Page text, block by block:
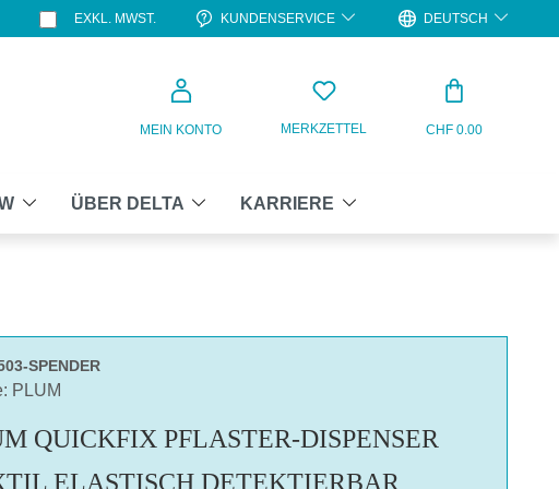
EXKL. MWST. KUNDENSERVICE DEUTSCH
MEIN KONTO MERKZETTEL CHF 0.00
ÜBER DELTA KARRIERE
SPENDER
PLUM
QUICKFIX PFLASTER-DISPENSER
ELASTISCH DETEKTIERBAR